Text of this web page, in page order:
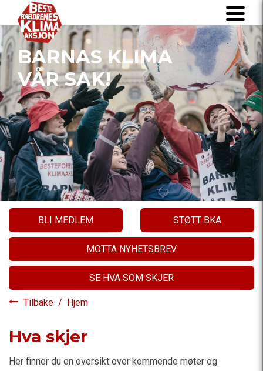
BARNAS KLIMA
VÅR SAK!
BLI MEDLEM STØTT BKA
MOTTA NYHETSBREV
SE HVA SOM SKJER
Tilbake / Hjem
Hva skjer
Her finner du en oversikt over kommende møter og